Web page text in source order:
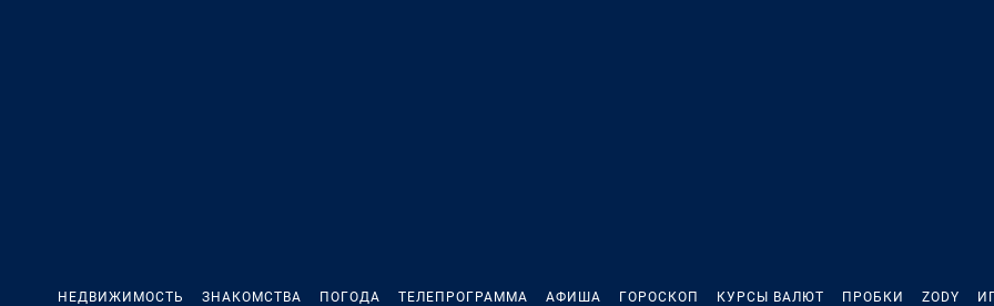
НЕДВИЖИМОСТЬ ЗНАКОМСТВА ПОГОДА ТЕЛЕПРОГРАММА АФИША ГОРОСКОП КУРСЫ ВАЛЮТ ПРОБКИ ZODY